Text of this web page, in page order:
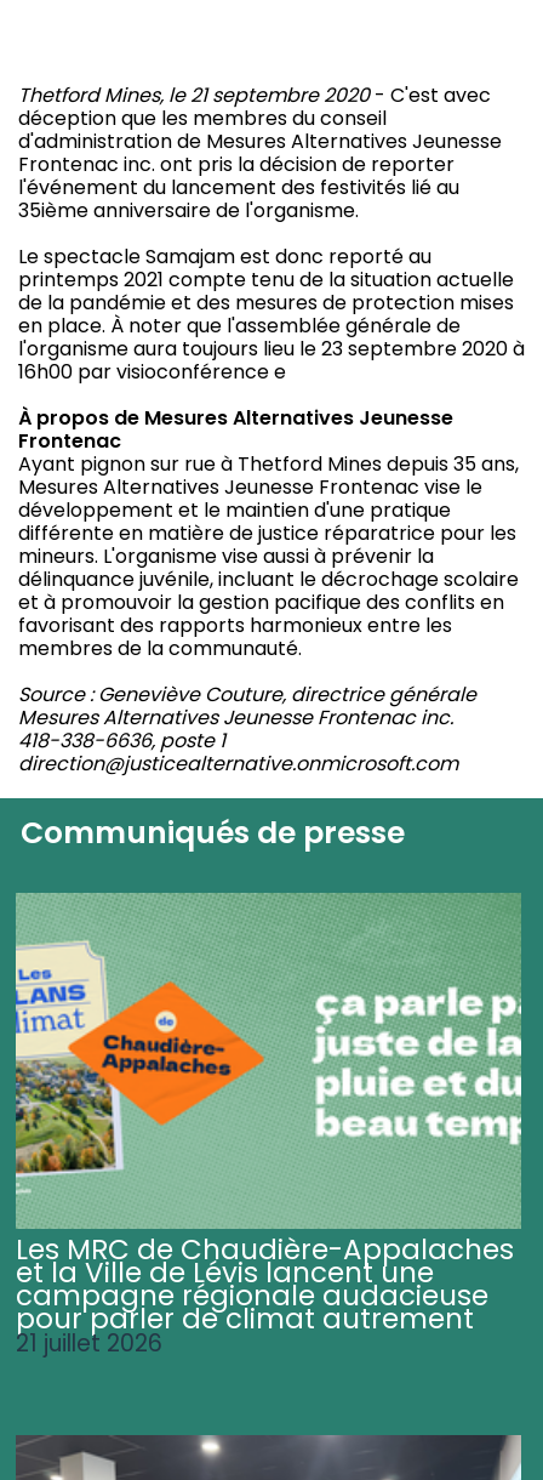
Thetford Mines, le 21 septembre 2020- C'est avec
déception que les membres du conseil
d'administration de Mesures Alternatives Jeunesse
Frontenac inc. ont pris la décision de reporter
l'événement du lancement des festivités lié au
35ième anniversaire de l'organisme.
Le spectacle Samajam est donc reporté au
printemps 2021 compte tenu de la situation actuelle
de la pandémie et des mesures de protection mises
en place. À noter que l'assemblée générale de
l'organisme aura toujours lieu le 23 septembre 2020 à
16h00 par visioconférence e
À propos de Mesures Alternatives Jeunesse
Frontenac
Ayant pignon sur rue à Thetford Mines depuis 35 ans,
Mesures Alternatives Jeunesse Frontenac vise le
développement et le maintien d'une pratique
différente en matière de justice réparatrice pour les
mineurs. L'organisme vise aussi à prévenir la
délinquance juvénile, incluant le décrochage scolaire
et à promouvoir la gestion pacifique des conflits en
favorisant des rapports harmonieux entre les
membres de la communauté.
Source : Geneviève Couture, directrice générale
Mesures Alternatives Jeunesse Frontenac inc.
418-338-6636, poste 1
direction@justicealternative.onmicrosoft.com
Communiqués de presse
Les MRC de Chaudière-Appalaches
et la Ville de Lévis lancent une
campagne régionale audacieuse
pour parler de climat autrement
21 juillet 2026